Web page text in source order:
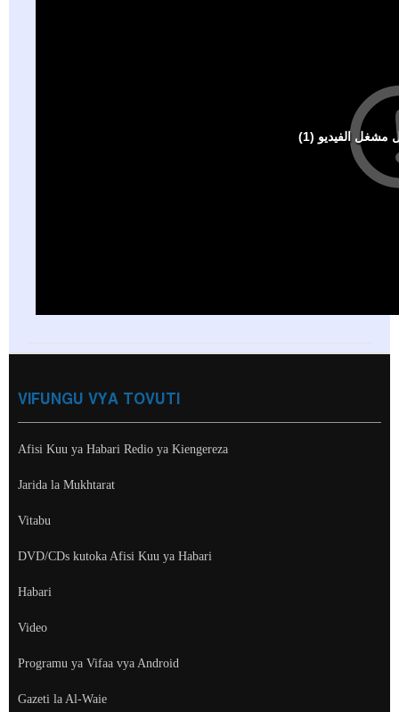
VIFUNGU VYA TOVUTI
Afisi Kuu ya Habari Redio ya Kiengereza
Jarida la Mukhtarat
Vitabu
DVD/CDs kutoka Afisi Kuu ya Habari
Habari
Video
Programu ya Vifaa vya Android
Gazeti la Al-Waie